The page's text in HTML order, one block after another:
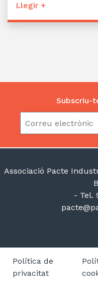
Llegir +
Subscriu-
Associació Pacte
- Tel.
Política de
privacitat